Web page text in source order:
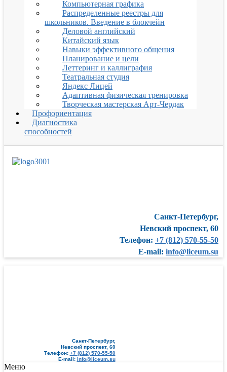
Компьютерная графика
Распределенные реестры для
школьников. Введение в блокчейн
Деловой английский
Китайский язык
Навыки эффективного общения
Планирование и цели
Леттеринг и каллиграфия
Театральная студия
Яндекс Лицей
Адаптивная физическая тренировка
Творческая мастерская Арт-Чердак
Профориентация
Диагностика
способностей
Санкт-Петербург,
Невский проспект, 60
Телефон: +7 (812) 570-55-50
E-mail: info@liceum.su
Санкт-Петербург,
Невский проспект, 60
Телефон: +7 (812) 570-55-50
E-mail: info@liceum.su
Меню